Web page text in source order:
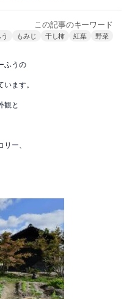
この記事のキーワード
もみじ 干し柿 紅葉 野菜
ふうの
ます。
観と
ー、